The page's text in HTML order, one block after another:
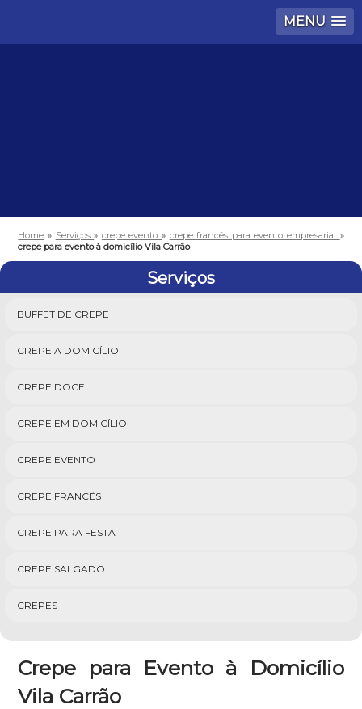
MENU
Home » Serviços» crepe evento» crepe francês para evento empresarial »
crepe para evento à domicílio Vila Carrão
Serviços
BUFFET DE CREPE
CREPE A DOMICÍLIO
CREPE DOCE
CREPE EM DOMICÍLIO
CREPE EVENTO
CREPE FRANCÊS
CREPE PARA FESTA
CREPE SALGADO
CREPES
Crepe para Evento à Domicílio
Vila Carrão